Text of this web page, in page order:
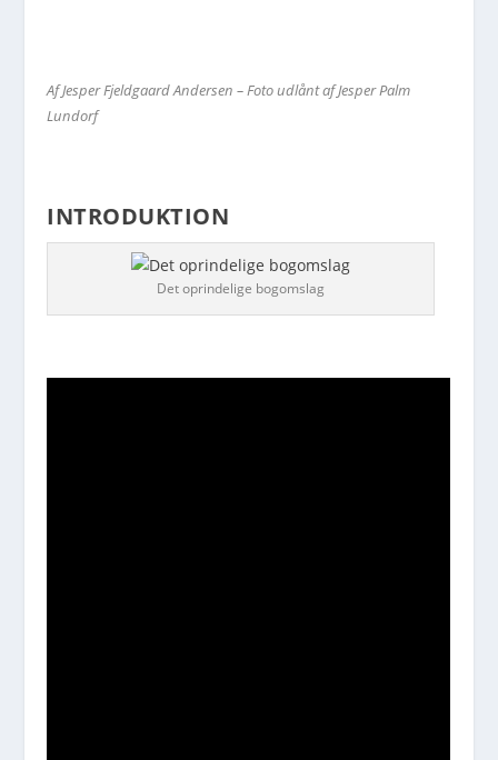
Af Jesper Fjeldgaard Andersen – Foto udlånt af Jesper Palm
Lundorf
INTRODUKTION
Det oprindelige bogomslag